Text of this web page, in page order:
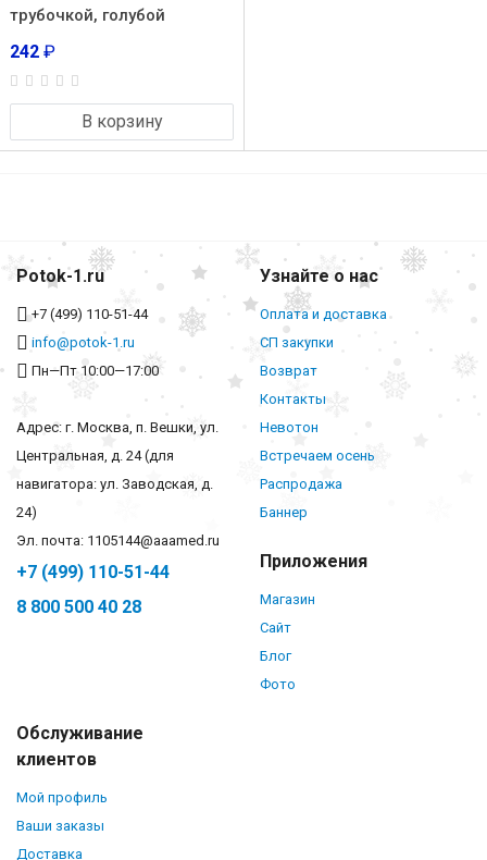
трубочкой, голубой
242 ₽
В корзину
Potok-1.ru
+7 (499) 110-51-44
info@potok-1.ru
Пн—Пт 10:00—17:00
Адрес: г. Москва, п. Вешки, ул.
Центральная, д. 24 (для
навигатора: ул. Заводская, д.
24)
Эл. почта: 1105144@aaamed.ru
+7 (499) 110-51-44
8 800 500 40 28
Узнайте о нас
Оплата и доставка
СП закупки
Возврат
Контакты
Невотон
Встречаем осень
Распродажа
Баннер
Приложения
Магазин
Сайт
Блог
Фото
Обслуживание
клиентов
Мой профиль
Ваши заказы
Доставка